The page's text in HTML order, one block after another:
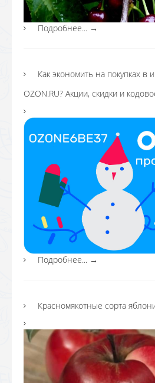
Подробнее... →
Как экономить на покупках в
OZON.RU? Акции, скидки и
Подробнее... →
Красномякотные сорта